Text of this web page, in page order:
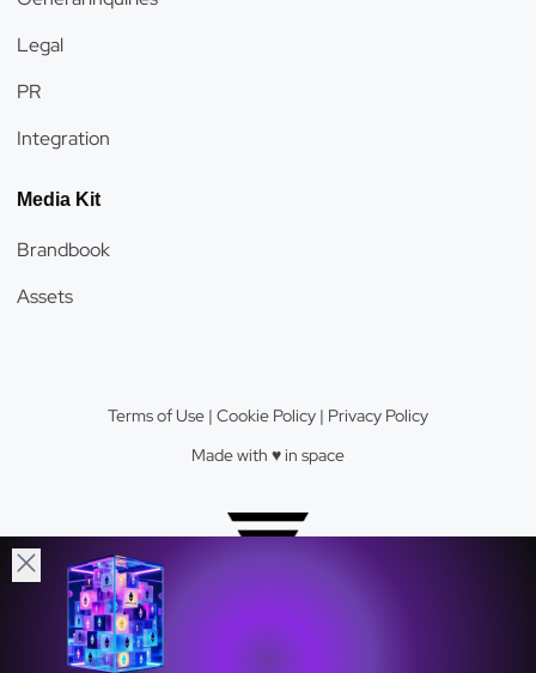
Legal
PR
Integration
Media Kit
Brandbook
Assets
Terms of Use | Cookie Policy | Privacy Policy
Made with ♥️️ in space